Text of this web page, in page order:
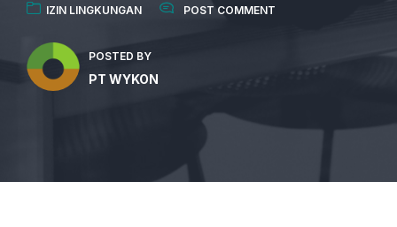
IZIN LINGKUNGAN POST COMMENT
POSTED BY
PT WYKON